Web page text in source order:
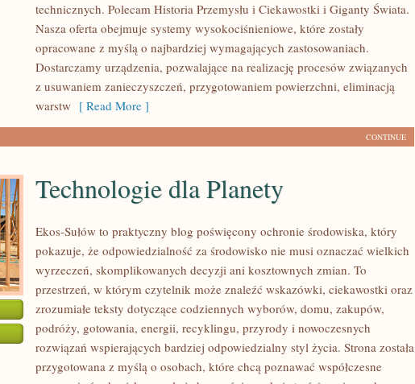
technicznych. Polecam Historia Przemysłu i Ciekawostki i Giganty Świata.
Nasza oferta obejmuje systemy wysokociśnieniowe, które zostały
opracowane z myślą o najbardziej wymagających zastosowaniach.
Dostarczamy urządzenia, pozwalające na realizację procesów związanych
z usuwaniem zanieczyszczeń, przygotowaniem powierzchni, eliminacją
warstw [ Read More ]
CONTINUE
TECHNOLOGIE
Technologie dla Planety
Ekos-Sułów to praktyczny blog poświęcony ochronie środowiska, który
pokazuje, że odpowiedzialność za środowisko nie musi oznaczać wielkich
wyrzeczeń, skomplikowanych decyzji ani kosztownych zmian. To
przestrzeń, w którym czytelnik może znaleźć wskazówki, ciekawostki oraz
zrozumiałe teksty dotyczące codziennych wyborów, domu, zakupów,
podróży, gotowania, energii, recyklingu, przyrody i nowoczesnych
rozwiązań wspierających bardziej odpowiedzialny styl życia. Strona została
przygotowana z myślą o osobach, które chcą poznawać współczesne